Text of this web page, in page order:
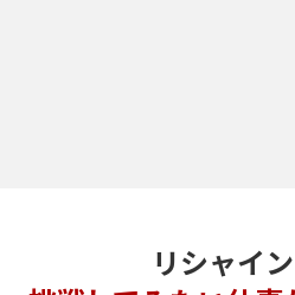
リシャイ